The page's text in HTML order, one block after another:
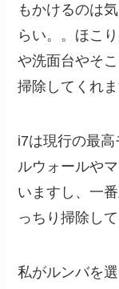
もかけるのは
らい。。ほこ
や洗面台やそ
掃除してくれま
i7は現行の最
ルウォールや
いますし、一
っちり掃除して
私がルンバを